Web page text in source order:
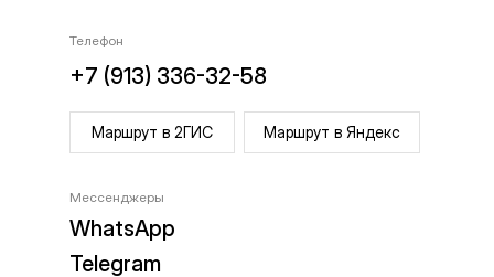
Мессенджеры
WhatsApp
Telegram
Телефон
+7 (913) 336-32-58
Маршрут в 2ГИС Маршрут в Яндекс